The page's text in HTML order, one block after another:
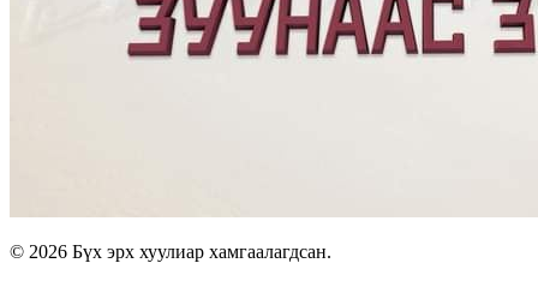
© 2026 Бүх эрх хуулиар хамгаалагдсан.